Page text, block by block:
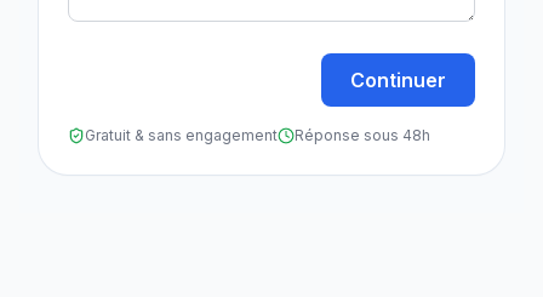
Continuer
Gratuit & sans engagement Réponse sous 48h